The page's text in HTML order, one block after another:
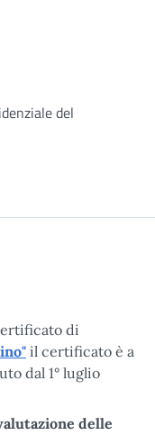
del
di
il certificato è a
dal 1° luglio
delle